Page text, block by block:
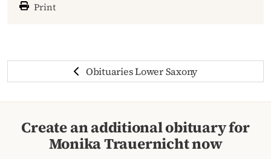
Print
Obituaries Lower Saxony
Create an additional obituary for
Monika Trauernicht now